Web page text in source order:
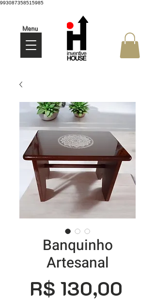
993087358515985
Menu
Banquinho
Artesanal
R$ 130,00